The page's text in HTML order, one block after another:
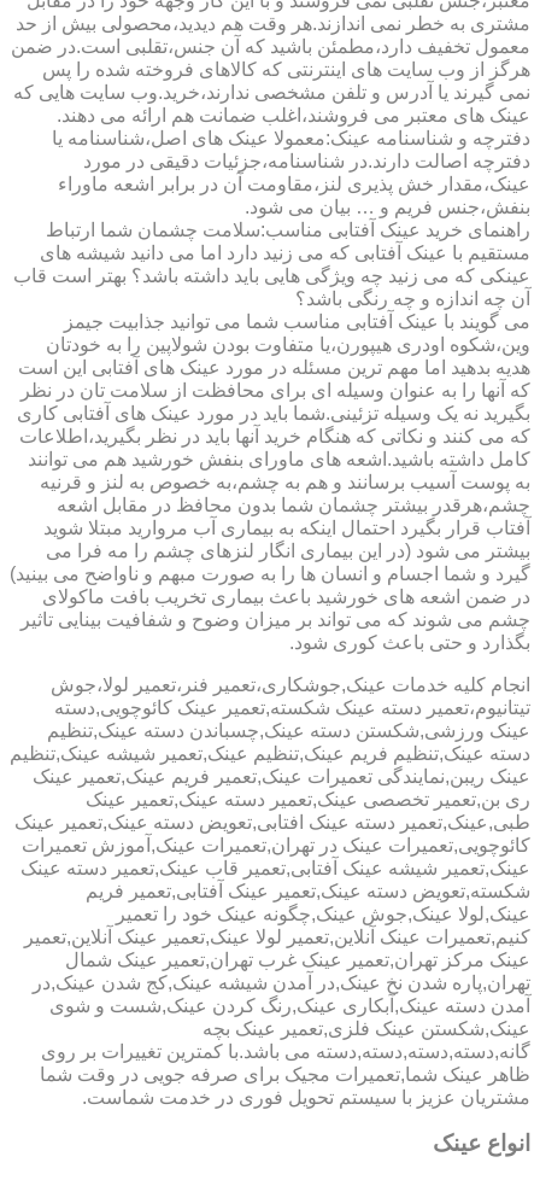
مشتری به خطر نمی اندازند.هر وقت هم دیدید،محصولی بیش از حد
معمول تخفیف دارد،مطمئن باشید که آن جنس،تقلبی است.در ضمن
هرگز از وب سایت های اینترنتی که کالاهای فروخته شده را پس
نمی گیرند یا آدرس و تلفن مشخصی ندارند،خرید.وب سایت هایی که
عینک های معتبر می فروشند،اغلب ضمانت هم ارائه می دهند.
دفترچه و شناسنامه عینک:معمولا عینک های اصل،شناسنامه یا
دفترچه اصالت دارند.در شناسنامه،جزئیات دقیقی در مورد
عینک،مقدار خش پذیری لنز،مقاومت آن در برابر اشعه ماوراء
بنفش،جنس فریم و … بیان می شود.
راهنمای خرید عینک آفتابی مناسب:سلامت چشمان شما ارتباط
مستقیم با عینک آفتابی که می زنید دارد اما می دانید شیشه های
عینکی که می زنید چه ویژگی هایی باید داشته باشد؟ بهتر است قاب
آن چه اندازه و چه رنگی باشد؟
می گویند با عینک آفتابی مناسب شما می توانید جذابیت جیمز
وین،شکوه اودری هیپورن،یا متفاوت بودن شولاپین را به خودتان
هدیه بدهید اما مهم ترین مسئله در مورد عینک های آفتابی این است
که آنها را به عنوان وسیله ای برای محافظت از سلامت تان در نظر
بگیرید نه یک وسیله تزئینی.شما باید در مورد عینک های آفتابی کاری
که می کنند و نکاتی که هنگام خرید آنها باید در نظر بگیرید،اطلاعات
کامل داشته باشید.اشعه های ماورای بنفش خورشید هم می توانند
به پوست آسیب برسانند و هم به چشم،به خصوص به لنز و قرنیه
چشم،هرقدر بیشتر چشمان شما بدون محافظ در مقابل اشعه
آفتاب قرار بگیرد احتمال اینکه به بیماری آب مروارید مبتلا شوید
بیشتر می شود (در این بیماری انگار لنزهای چشم را مه فرا می
گیرد و شما اجسام و انسان ها را به صورت مبهم و ناواضح می بینید)
در ضمن اشعه های خورشید باعث بیماری تخریب بافت ماکولای
چشم می شوند که می تواند بر میزان وضوح و شفافیت بینایی تاثیر
بگذارد و حتی باعث کوری شود.
انجام کلیه خدمات عینک,جوشکاری،تعمیر فنر،تعمیر لولا،جوش
تیتانیوم،تعمیر دسته عینک شکسته,تعمیر عینک کائوچویی,دسته
عینک ورزشی,شکستن دسته عینک,چسباندن دسته عینک,تنظیم
دسته عینک,تنظیم فریم عینک,تنظیم عینک,تعمیر شیشه عینک,تنظیم
عینک ریبن,نمایندگی تعمیرات عینک,تعمیر فریم عینک,تعمیر عینک
ری بن,تعمیر تخصصی عینک,تعمیر دسته عینک,تعمیر عینک
طبی,عینک,تعمیر دسته عینک افتابی,تعویض دسته عینک,تعمیر عینک
کائوچویی,تعمیرات عینک در تهران,تعمیرات عینک,آموزش تعمیرات
عینک,تعمیر شیشه عینک آفتابی,تعمیر قاب عینک,تعمیر دسته عینک
شکسته,تعویض دسته عینک,تعمیر عینک آفتابی,تعمیر فریم
عینک,لولا عینک,جوش عینک,چگونه عینک خود را تعمیر
کنیم,تعمیرات عینک آنلاین,تعمیر لولا عینک,تعمیر عینک آنلاین,تعمیر
عینک مرکز تهران,تعمیر عینک غرب تهران,تعمیر عینک شمال
تهران,پاره شدن نخ عینک,در آمدن شیشه عینک,کج شدن عینک,در
آمدن دسته عینک,آبکاری عینک,رنگ کردن عینک,شست و شوی
عینک,شکستن عینک فلزی,تعمیر عینک بچه
گانه,دسته,دسته,دسته,دسته می باشد.با کمترین تغییرات بر روی
ظاهر عینک شما,تعمیرات مجیک برای صرفه جویی در وقت شما
مشتریان عزیز با سیستم تحویل فوری در خدمت شماست.
انواع عینک